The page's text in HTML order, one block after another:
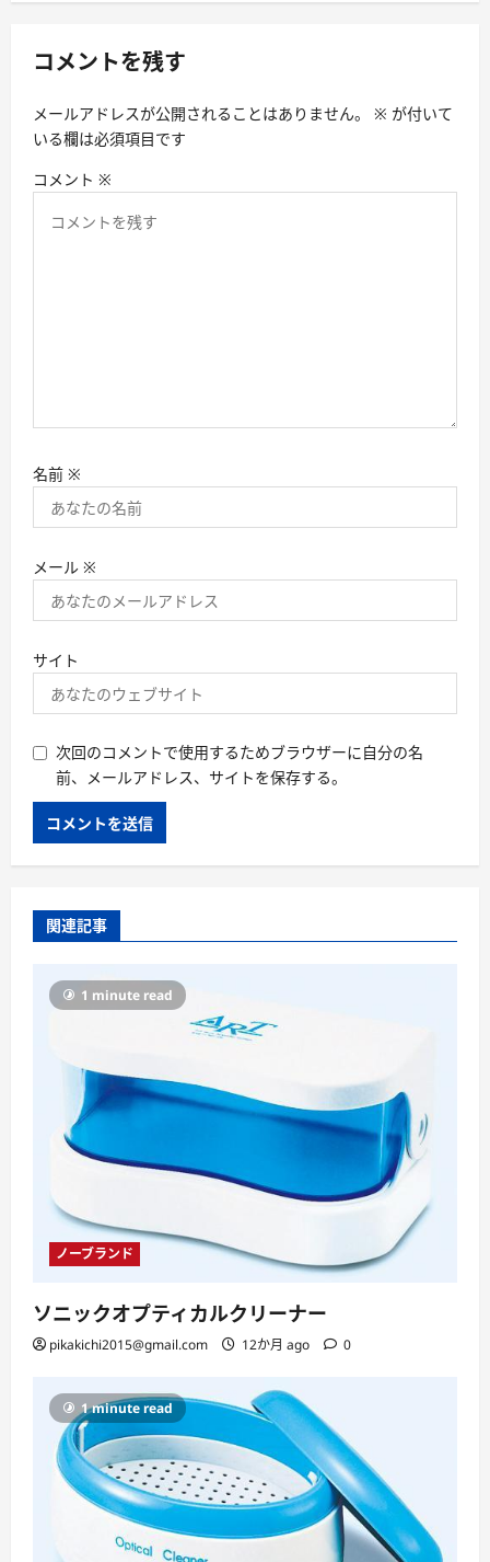
ー
ョ
コメントを残す
メールアドレスが公開されることはありません。 ※ が付いて
いる欄は必須項目です
コメント ※
名前 ※
メール ※
サイト
次回のコメントで使用するためブラウザーに自分の名
前、メールアドレス、サイトを保存する。
関連記事
1 minute read
ノーブランド
ソニックオプティカルクリーナー
pikakichi2015@gmail.com 12か月 ago 0
1 minute read